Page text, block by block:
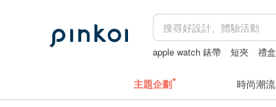
apple watch 錶帶 短夾 禮盒
主題企劃 時尚潮流